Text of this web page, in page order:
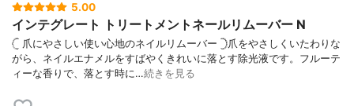
5.00
インテグレート トリートメントネールリムーバー N
𓊆 爪にやさしい使い心地のネイルリムーバー 𓊇爪をやさしくいたわりな
がら、ネイルエナメルをすばやくきれいに落とす除光液です。フルーテ
ィーな香りで、落とす時に…続きを見る